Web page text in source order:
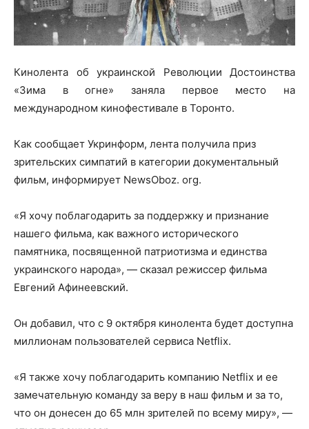
Кинолента об украинской Революции Достоинства
«Зима в огне» заняла первое место на
международном кинофестивале в Торонто.
Как сообщает Укринформ, лента получила приз
зрительских симпатий в категории документальный
фильм, информирует NewsOboz. org.
«Я хочу поблагодарить за поддержку и признание
нашего фильма, как важного исторического
памятника, посвященной патриотизма и единства
украинского народа», — сказал режиссер фильма
Евгений Афинеевский.
Он добавил, что с 9 октября кинолента будет доступна
миллионам пользователей сервиса Netflix.
«Я также хочу поблагодарить компанию Netflix и ее
замечательную команду за веру в наш фильм и за то,
что он донесен до 65 млн зрителей по всему миру», —